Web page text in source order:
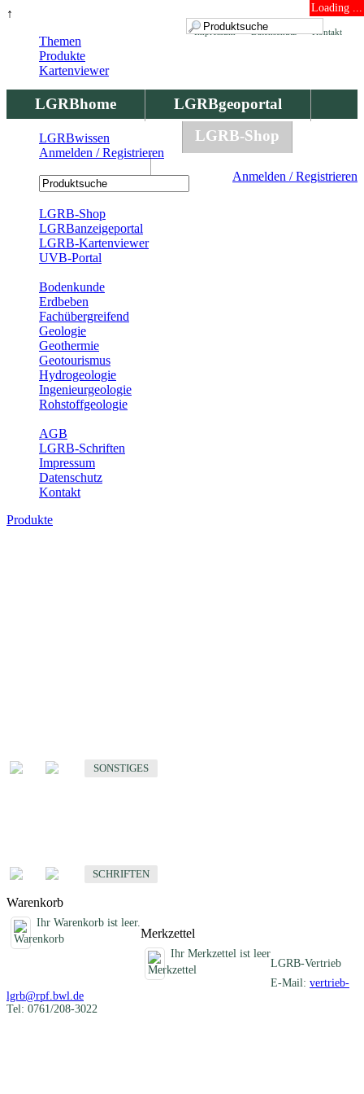
↑ Loading ...
Kontakt
Datenschutz
Impressum
LGRBhome
LGRBgeoportal
LGRBbohrungen
LGRB-Shop
Anmelden / Registrieren
Themen
Produkte
Kartenviewer
LGRBwissen
Anmelden / Registrieren
LGRB-Shop
LGRBanzeigeportal
LGRB-Kartenviewer
UVB-Portal
Bodenkunde
Erdbeben
Fachübergreifend
Geologie
Geothermie
Geotourismus
Hydrogeologie
Ingenieurgeologie
Rohstoffgeologie
AGB
LGRB-Schriften
Impressum
Datenschutz
Kontakt
Produkte
SONSTIGES
SCHRIFTEN
Warenkorb
Ihr Warenkorb ist leer.
Merkzettel
Ihr Merkzettel ist leer
LGRB-Vertrieb
E-Mail: vertrieb-
lgrb@rpf.bwl.de
Tel: 0761/208-3022